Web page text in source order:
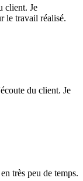
client. Je
le travail réalisé.
du client. Je
très peu de temps.